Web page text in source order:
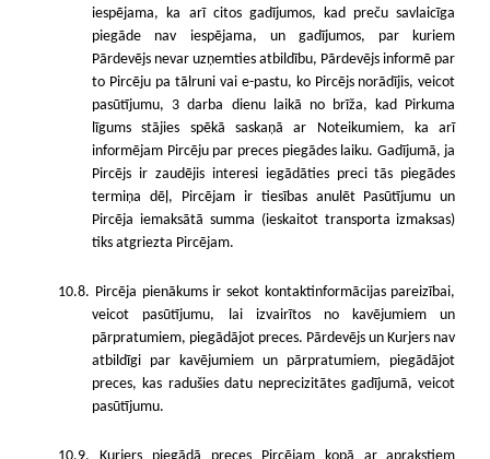
iespējama, ka arī citos gadījumos, kad preču savlaicīga
piegāde nav iespējama, un gadījumos, par kuriem
Pārdevējs nevar uzņemties atbildību, Pārdevējs informē par
to Pircēju pa tālruni vai e-pastu, ko Pircējs norādījis, veicot
pasūtījumu, 3 darba dienu laikā no brīža, kad Pirkuma
līgums stājies spēkā saskaņā ar Noteikumiem, ka arī
informējam Pircēju par preces piegādes laiku. Gadījumā, ja
Pircējs ir zaudējis interesi iegādāties preci tās piegādes
termiņa dēļ, Pircējam ir tiesības anulēt Pasūtījumu un
Pircēja iemaksātā summa (ieskaitot transporta izmaksas)
tiks atgriezta Pircējam.
10.8. Pircēja pienākums ir sekot kontaktinformācijas pareizībai,
veicot pasūtījumu, lai izvairītos no kavējumiem un
pārpratumiem, piegādājot preces. Pārdevējs un Kurjers nav
atbildīgi par kavējumiem un pārpratumiem, piegādājot
preces, kas radušies datu neprecizitātes gadījumā, veicot
pasūtījumu.